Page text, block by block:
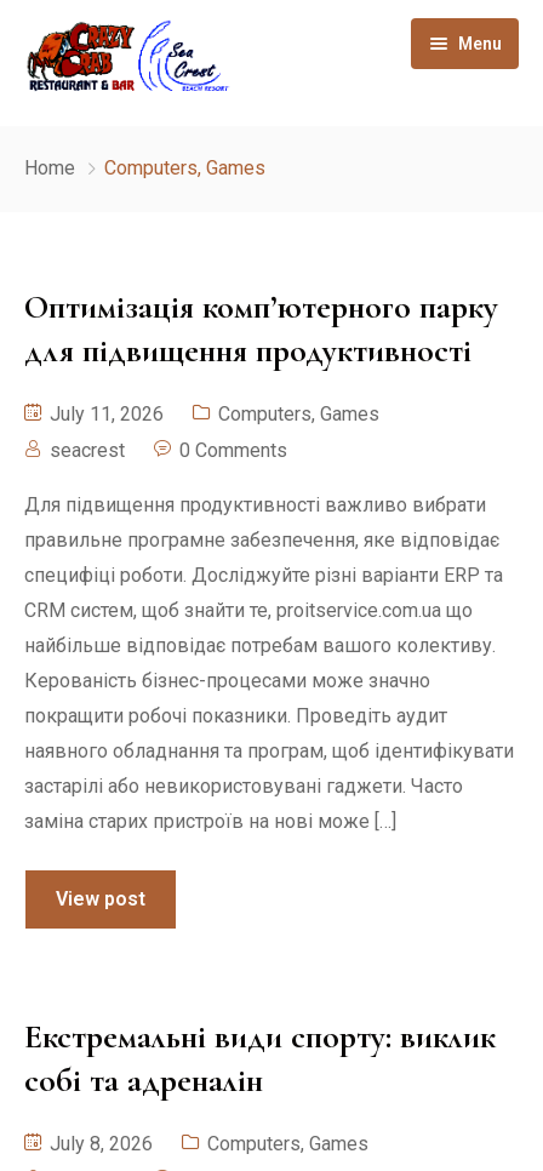
Menu
Our Rooms
How to reach
Sight seeing
Contact
Home Computers, Games
Оптимізація комп’ютерного парку
для підвищення продуктивності
July 11, 2026
Computers, Games
seacrest
0 Comments
Для підвищення продуктивності важливо вибрати
правильне програмне забезпечення, яке відповідає
специфіці роботи. Досліджуйте різні варіанти ERP та
CRM систем, щоб знайти те, proitservice.com.ua що
найбільше відповідає потребам вашого колективу.
Керованість бізнес-процесами може значно
покращити робочі показники. Проведіть аудит
наявного обладнання та програм, щоб ідентифікувати
застарілі або невикористовувані гаджети. Часто
заміна старих пристроїв на нові може […]
View post
Екстремальні види спорту: виклик
собі та адреналін
July 8, 2026
Computers, Games